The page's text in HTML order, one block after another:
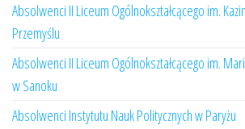
Absolwenci II Liceum Ogólnokształcącego im.
Przemyślu
Absolwenci II Liceum Ogólnokształcącego im.
w Sanoku
Absolwenci Instytutu Nauk Politycznych w Paryżu